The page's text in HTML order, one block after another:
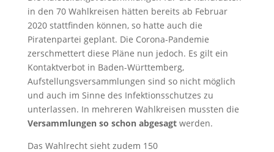
in den 70 Wahlkreisen hätten bereits ab Februar
2020 stattfinden können, so hatte auch die
Piratenpartei geplant. Die Corona-Pandemie
zerschmettert diese Pläne nun jedoch. Es gilt ein
Kontaktverbot in Baden-Württemberg,
Aufstellungsversammlungen sind so nicht möglich
und auch im Sinne des Infektionsschutzes zu
unterlassen. In mehreren Wahlkreisen mussten die
Versammlungen so schon abgesagtwerden.
Das Wahlrecht sieht zudem 150